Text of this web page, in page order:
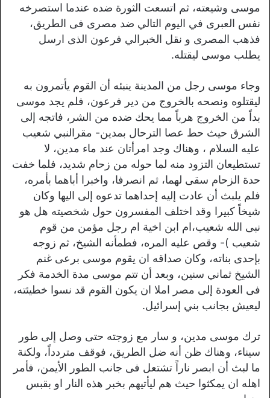
موسى وشيعته، ثم اتسعت الثورة ضده عندما استصرخه
نفس العبری في اليوم التالي ضد مصری فی الطریق،
فذهب المصری و نقل الخبرالي فرعون الذی ارسل
يطلب موسى ليقتله.
وجاء موسى رجل من المدينة ينبئه أن القوم يأتمرون به
ليقتلوه ونصحه بالخروج من دير فرعون، فلم يجد موسى
بداً من الخروج هرباً مما يحك ضده من الشر، فاتجه إلى
الشرق حيث حط عصا الترحال بمدين- مقرالنبي شعيب
عليه السلام ، وهناك وجد امرأتان عند ماء مدين، لا
تستطيعان التزود منه لما حوله من زحام شديد، فلما خفت
حدة الزحام سقى لهما، ثم انصرفا، واخبرا أباهما بأمره،
فلم يلبث أن عادت إليه إحداهما تدعوه إلى اليها وكان
شيخاً كبيرا وقد اختلف المفسرون حول شخصیته هل هو
نبی الله شعیب،ام ابن اخية ام رجل مؤمن من قوم
شعيب )- وقص عليه المره، فطمأنه الشيخ، ثم زوجه
بإحدى بناته، وكان صداقه ان يقوم موسی برعی غنم
الشیخ ثماني سنين، وبعد أن تتم موسى مدة الخدمة فكر
فى العودة إلى مصر املا ان يكون القوم قد نسوا خطيئته،
ليعيش بجانب بني إسرائيل.
ترك موسی مدین، و سار مع زوجته حتى وصل إلى طور
سيناء، وهناك ظن أنه ضل الطريق، فوقف متردداً، ولكنة
ما لبث أن ابصر ناراً تشتعل فى جانب الطور الأيمن، فأمر
اهله ان يمكثوا حيث هم ليأتيهم بخبر هذه النار او بقبس